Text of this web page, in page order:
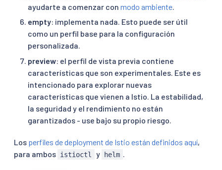
ayudarte a comenzar con modo ambiente
empty: implementa nada. Esto puede ser útil
como un perfil base para la configuración
personalizada.
preview: el perfil de vista previa contiene
características que son experimentales. Este es
intencionado para explorar nuevas
características que vienen a Istio. La estabilidad,
la seguridad y el rendimiento no están
garantizados - use bajo su propio riesgo.
Los perfiles de deployment de Istio están definidos aquí,
para ambos istioctl y helm